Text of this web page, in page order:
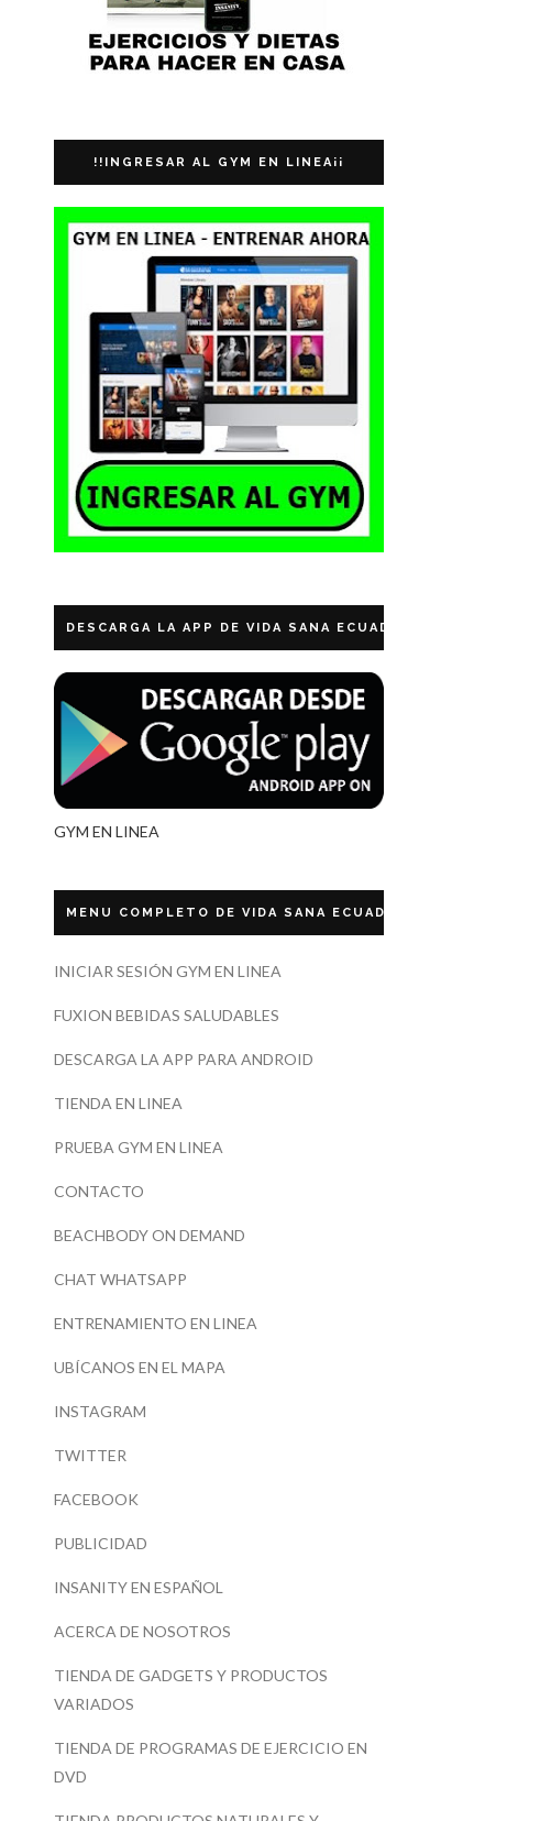
!!INGRESAR AL GYM EN LINEA¡¡
DESCARGA LA APP DE VIDA SANA ECUADOR
GYM EN LINEA
MENU COMPLETO DE VIDA SANA ECUADOR
INICIAR SESIÓN GYM EN LINEA
FUXION BEBIDAS SALUDABLES
DESCARGA LA APP PARA ANDROID
TIENDA EN LINEA
PRUEBA GYM EN LINEA
CONTACTO
BEACHBODY ON DEMAND
CHAT WHATSAPP
ENTRENAMIENTO EN LINEA
UBÍCANOS EN EL MAPA
INSTAGRAM
TWITTER
FACEBOOK
PUBLICIDAD
INSANITY EN ESPAÑOL
ACERCA DE NOSOTROS
TIENDA DE GADGETS Y PRODUCTOS
VARIADOS
TIENDA DE PROGRAMAS DE EJERCICIO EN
DVD